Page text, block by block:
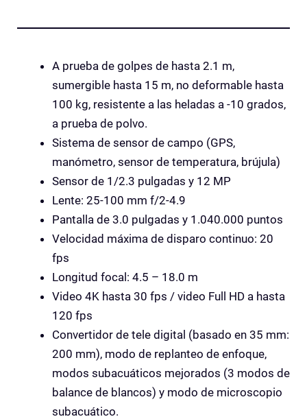
A prueba de golpes de hasta 2.1 m,
sumergible hasta 15 m, no deformable hasta
100 kg, resistente a las heladas a -10 grados,
a prueba de polvo.
Sistema de sensor de campo (GPS,
manómetro, sensor de temperatura, brújula)
Sensor de 1/2.3 pulgadas y 12 MP
Lente: 25-100 mm f/2-4.9
Pantalla de 3.0 pulgadas y 1.040.000 puntos
Velocidad máxima de disparo continuo: 20
fps
Longitud focal: 4.5 – 18.0 m
Video 4K hasta 30 fps / video Full HD a hasta
120 fps
Convertidor de tele digital (basado en 35 mm:
200 mm), modo de replanteo de enfoque,
modos subacuáticos mejorados (3 modos de
balance de blancos) y modo de microscopio
subacuático.